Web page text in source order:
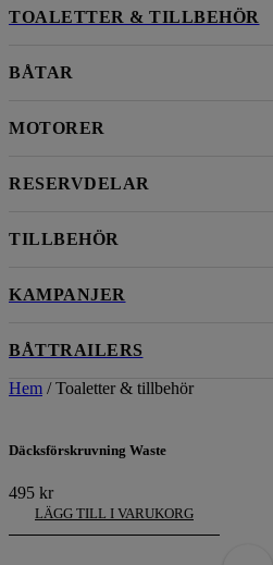
TOALETTER & TILLBEHÖR
BÅTAR
MOTORER
RESERVDELAR
TILLBEHÖR
KAMPANJER
BÅTTRAILERS
Hem / Toaletter & tillbehör
Däcksförskruvning Waste
495 kr
LÄGG TILL I VARUKORG